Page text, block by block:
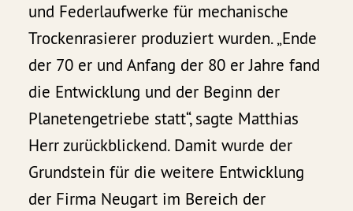
und Federlaufwerke für mechanische
Trockenrasierer produziert wurden. „Ende
der 70 er und Anfang der 80 er Jahre fand
die Entwicklung und der Beginn der
Planetengetriebe statt“, sagte Matthias
Herr zurückblickend. Damit wurde der
Grundstein für die weitere Entwicklung
der Firma Neugart im Bereich der